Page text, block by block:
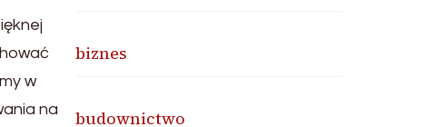
w
na
biznes
budownictwo